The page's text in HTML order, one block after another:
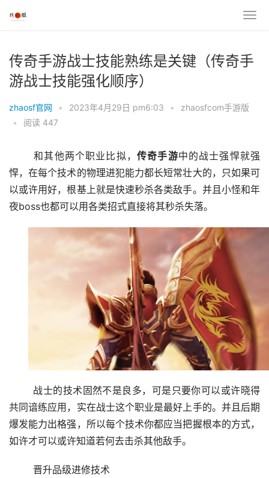
传奇手游战士技能熟练是关键（传奇手
游战士技能强化顺序）
zhaosf官网 • 2023年4月29日 pm6:03 •
zhaosfcom手游版
•
阅读 447
	和其他两个职业比拟，
传奇手游中的战士强悍就强
悍，在每个技术的物理进犯能力都长短常壮大的，只如果可
以或许用好，根基上就是快速秒杀各类敌手。并且小怪和年
夜boss也都可以用各类招式直接将其秒杀失落。
共同谙练应用，实在战士这个职业是最好上手的。并且后期
爆发能力出格强，所以每个技术你都应当把握根本的方式，
如许才可以或许知道若何去击杀其他敌手。
	晋升品级进修技术